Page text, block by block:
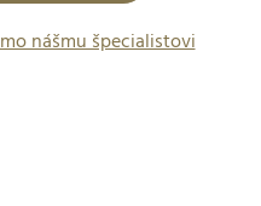
nášmu špecialistovi